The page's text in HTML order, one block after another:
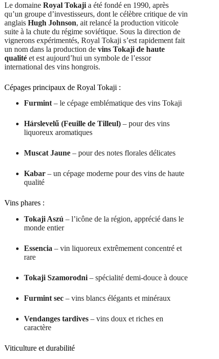
Le domaine Royal Tokajia été fondé en 1990, après
qu’un groupe d’investisseurs, dont le célèbre critique de vin
anglais Hugh Johnson, ait relancé la production viticole
suite à la chute du régime soviétique. Sous la direction de
vignerons expérimentés, Royal Tokaji s’est rapidement fait
un nom dans la production de vins Tokaji de haute
qualitéet est aujourd’hui un symbole de l’essor
international des vins hongrois.
Cépages principaux de Royal Tokaji :
Furmint– le cépage emblématique des vins Tokaji
Hárslevelű (Feuille de Tilleul)– pour des vins
liquoreux aromatiques
Muscat Jaune– pour des notes florales délicates
Kabar– un cépage moderne pour des vins de haute
qualité
Vins phares :
Tokaji Aszú – l’icône de la région, apprécié dans le
monde entier
Essencia – vin liquoreux extrêmement concentré et
rare
Tokaji Szamorodni– spécialité demi-douce à douce
Furmint sec– vins blancs élégants et minéraux
Vendanges tardives– vins doux et riches en
caractère
Viticulture et durabilité